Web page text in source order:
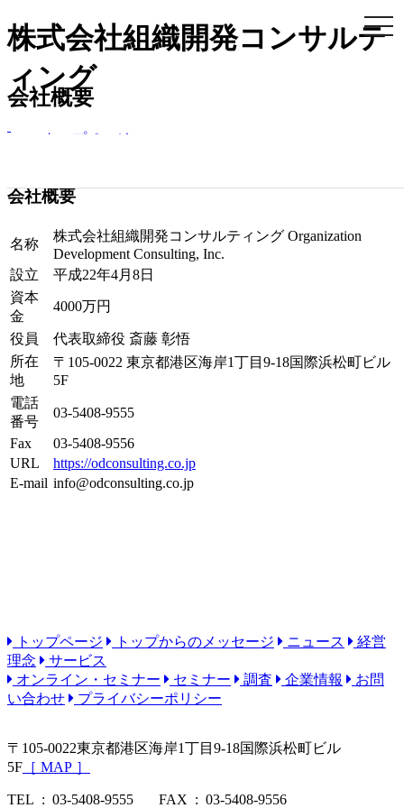
株式会社組織開発コンサルテ
ィング
会社概要
トップページ
会社概要
名称
株式会社組織開発コンサルティング Organization
Development Consulting, Inc.
設立
平成22年4月8日
資本
金
4000万円
役員
代表取締役 斎藤 彰悟
所在
地
〒105-0022 東京都港区海岸1丁目9-18国際浜松町ビル
5F
電話
番号
03-5408-9555
Fax
03-5408-9556
URL
https://odconsulting.co.jp
E-mail info@odconsulting.co.jp
トップページ トップからのメッセージ ニュース
経営
理念
サービス
オンライン・セミナー
セミナー 調査 企業情報
お問
い合わせ
プライバシーポリシー
〒105-0022東京都港区海岸1丁目9-18国際浜松町ビル
5F ［ MAP ］
TEL : 03-5408-9555 FAX : 03-5408-9556